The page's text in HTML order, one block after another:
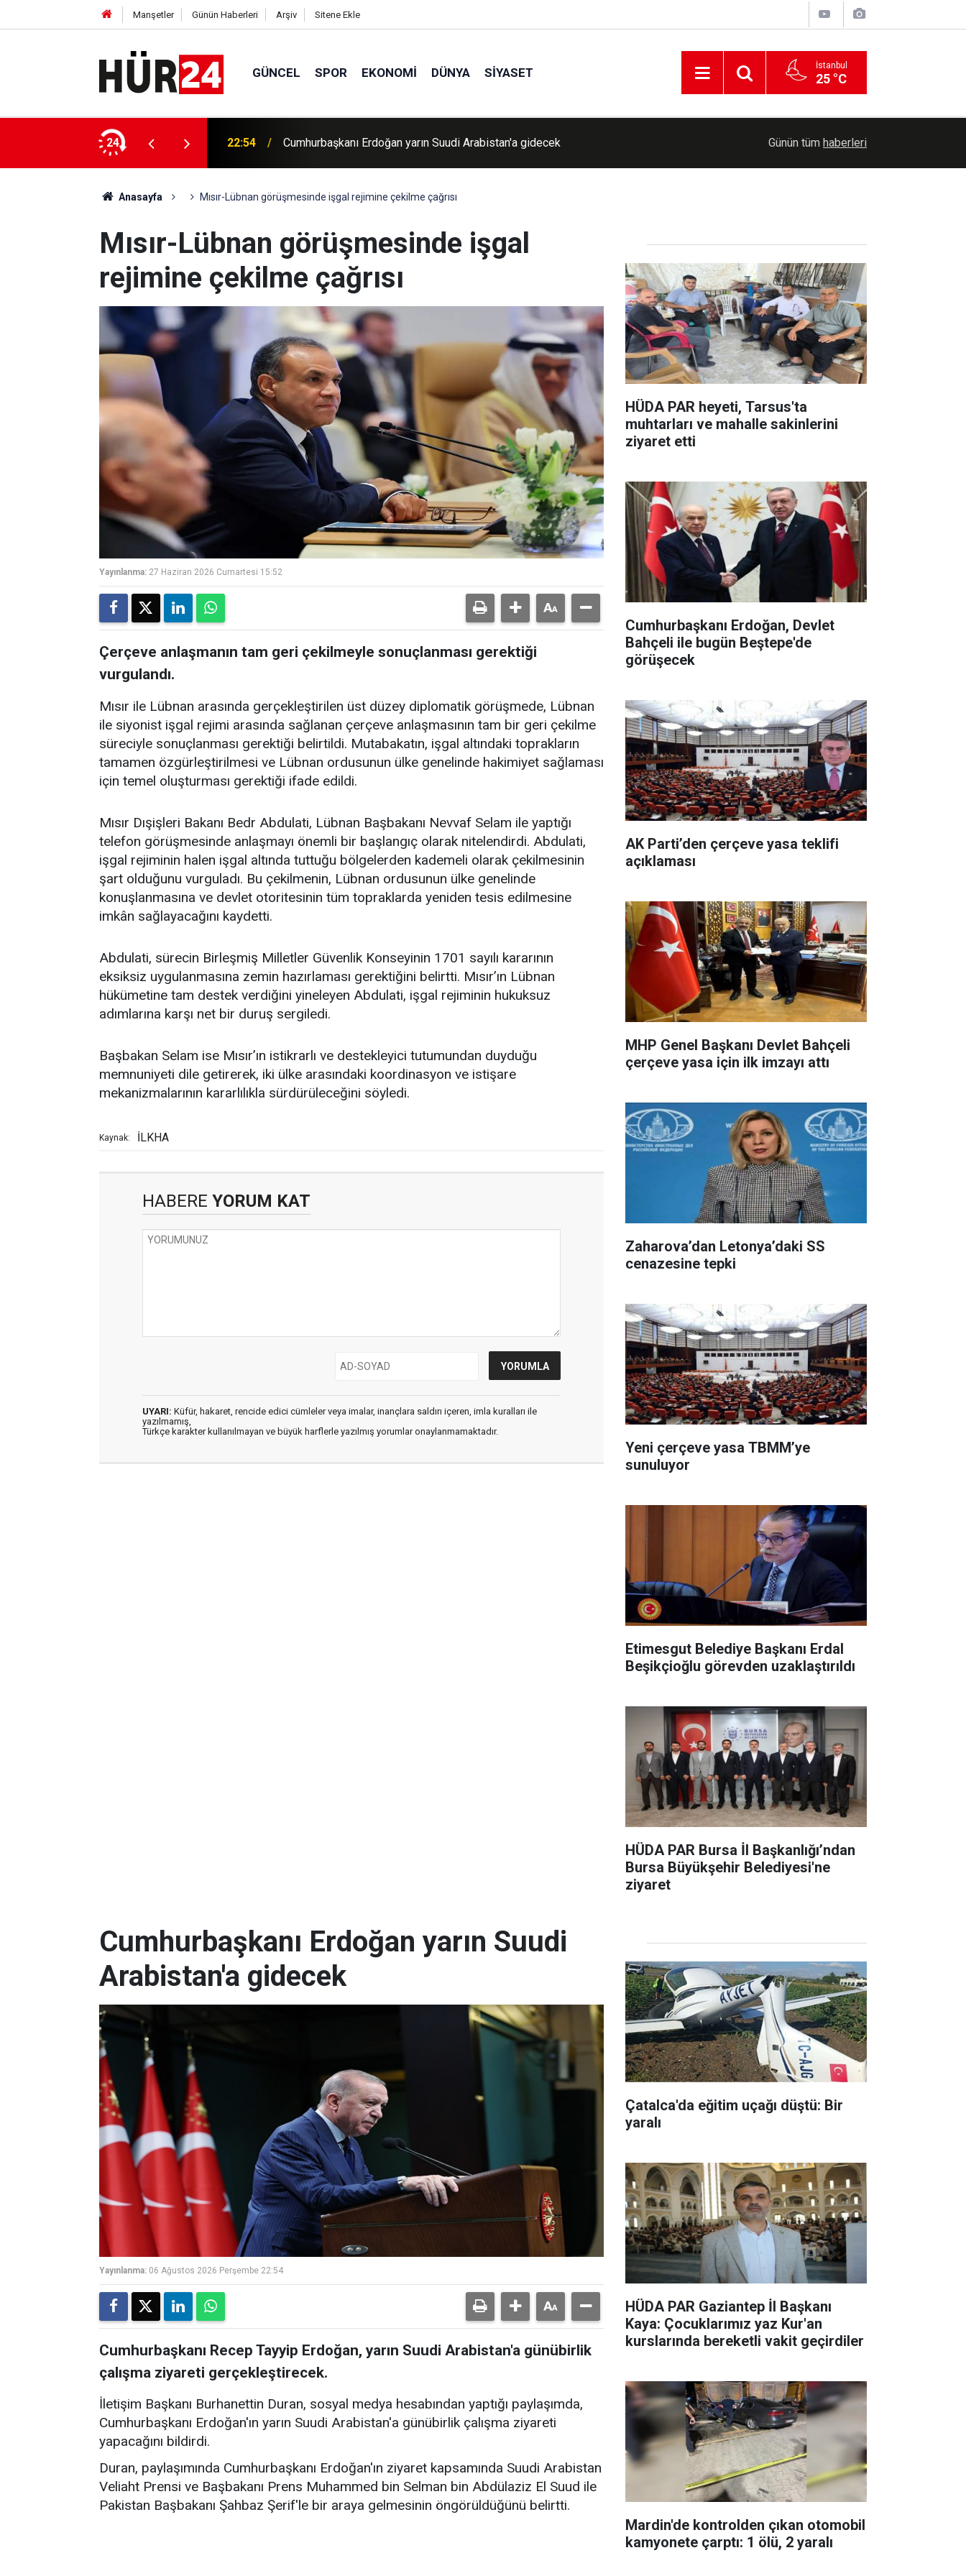
Manşetler Günün Haberleri Arşiv Sitene Ekle
GÜNCEL SPOR EKONOMI DÜNYA SIYASET İstanbul
25 °C
24
Arabistan'a gidecek 22:33 Çatalca'da eğitim uçağı düştü: Bir yaralı
bereketli vakit geçirdiler
Günün tüm haberleri
Anasayfa Mısır-Lübnan görüşmesinde işgal rejimine çekilme çağrısı
Mısır-Lübnan görüşmesinde işgal
rejimine çekilme çağrısı
Yayınlanma: 27 Haziran 2026 Cumartesi 15:52
Çerçeve anlaşmanın tam geri çekilmeyle sonuçlanması gerektiği
vurgulandı.
Mısır ile Lübnan arasında gerçekleştirilen üst düzey diplomatik görüşmede, Lübnan
ile siyonist işgal rejimi arasında sağlanan çerçeve anlaşmasının tam bir geri çekilme
süreciyle sonuçlanması gerektiği belirtildi. Mutabakatın, işgal altındaki toprakların
tamamen özgürleştirilmesi ve Lübnan ordusunun ülke genelinde hakimiyet sağlaması
için temel oluşturması gerektiği ifade edildi.
Mısır Dışişleri Bakanı Bedr Abdulati, Lübnan Başbakanı Nevvaf Selam ile yaptığı
telefon görüşmesinde anlaşmayı önemli bir başlangıç olarak nitelendirdi. Abdulati,
işgal rejiminin halen işgal altında tuttuğu bölgelerden kademeli olarak çekilmesinin
şart olduğunu vurguladı. Bu çekilmenin, Lübnan ordusunun ülke genelinde
konuşlanmasına ve devlet otoritesinin tüm topraklarda yeniden tesis edilmesine
imkân sağlayacağını kaydetti.
Abdulati, sürecin Birleşmiş Milletler Güvenlik Konseyinin 1701 sayılı kararının
eksiksiz uygulanmasına zemin hazırlaması gerektiğini belirtti. Mısır’ın Lübnan
hükümetine tam destek verdiğini yineleyen Abdulati, işgal rejiminin hukuksuz
adımlarına karşı net bir duruş sergiledi.
Başbakan Selam ise Mısır’ın istikrarlı ve destekleyici tutumundan duyduğu
memnuniyeti dile getirerek, iki ülke arasındaki koordinasyon ve istişare
mekanizmalarının kararlılıkla sürdürüleceğini söyledi.
Kaynak: İLKHA
HABERE YORUM KAT
UYARI: Küfür, hakaret, rencide edici cümleler veya imalar, inançlara saldırı içeren, imla kuralları ile
yazılmamış,
Türkçe karakter kullanılmayan ve büyük harflerle yazılmış yorumlar onaylanmamaktadır.
HÜDA PAR heyeti, Tarsus'ta
muhtarları ve mahalle sakinlerini
ziyaret etti
Cumhurbaşkanı Erdoğan, Devlet
Bahçeli ile bugün Beştepe'de
görüşecek
AK Parti’den çerçeve yasa teklifi
açıklaması
MHP Genel Başkanı Devlet Bahçeli
çerçeve yasa için ilk imzayı attı
Zaharova’dan Letonya’daki SS
cenazesine tepki
Yeni çerçeve yasa TBMM’ye
sunuluyor
Etimesgut Belediye Başkanı Erdal
Beşikçioğlu görevden uzaklaştırıldı
HÜDA PAR Bursa İl Başkanlığı’ndan
Bursa Büyükşehir Belediyesi'ne
ziyaret
Cumhurbaşkanı Erdoğan yarın Suudi
Arabistan'a gidecek
Yayınlanma: 06 Ağustos 2026 Perşembe 22:54
Cumhurbaşkanı Recep Tayyip Erdoğan, yarın Suudi Arabistan'a günübirlik
çalışma ziyareti gerçekleştirecek.
İletişim Başkanı Burhanettin Duran, sosyal medya hesabından yaptığı paylaşımda,
Cumhurbaşkanı Erdoğan'ın yarın Suudi Arabistan'a günübirlik çalışma ziyareti
yapacağını bildirdi.
Duran, paylaşımında Cumhurbaşkanı Erdoğan'ın ziyaret kapsamında Suudi Arabistan
Veliaht Prensi ve Başbakanı Prens Muhammed bin Selman bin Abdülaziz El Suud ile
Pakistan Başbakanı Şahbaz Şerif'le bir araya gelmesinin öngörüldüğünü belirtti.
Çatalca'da eğitim uçağı düştü: Bir
yaralı
HÜDA PAR Gaziantep İl Başkanı
Kaya: Çocuklarımız yaz Kur'an
kurslarında bereketli vakit geçirdiler
Mardin'de kontrolden çıkan otomobil
kamyonete çarptı: 1 ölü, 2 yaralı